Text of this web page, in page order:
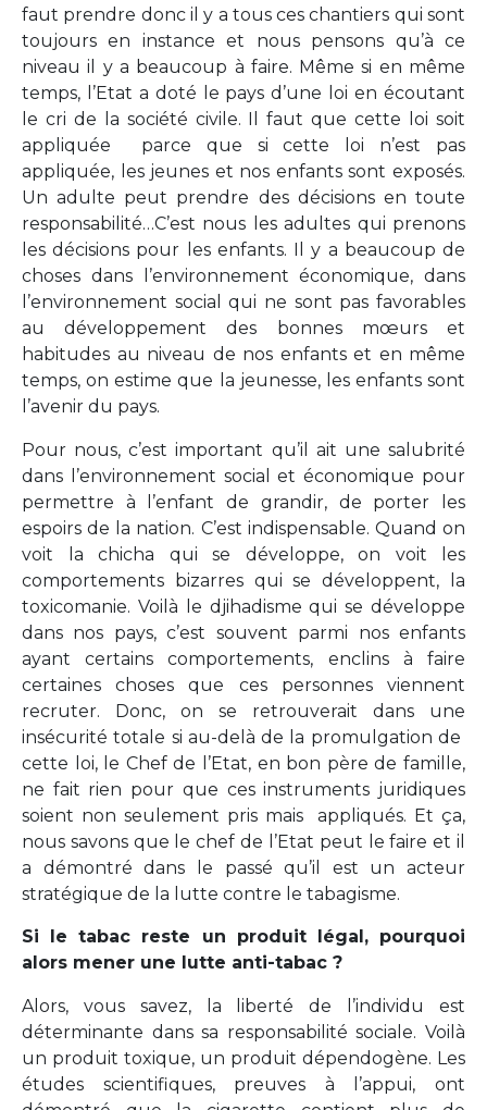
faut prendre donc il y a tous ces chantiers qui sont
toujours en instance et nous pensons qu’à ce
niveau il y a beaucoup à faire. Même si en même
temps, l’Etat a doté le pays d’une loi en écoutant
le cri de la société civile. Il faut que cette loi soit
appliquée parce que si cette loi n’est pas
appliquée, les jeunes et nos enfants sont exposés.
Un adulte peut prendre des décisions en toute
responsabilité…C’est nous les adultes qui prenons
les décisions pour les enfants. Il y a beaucoup de
choses dans l’environnement économique, dans
l’environnement social qui ne sont pas favorables
au développement des bonnes mœurs et
habitudes au niveau de nos enfants et en même
temps, on estime que la jeunesse, les enfants sont
l’avenir du pays.
Pour nous, c’est important qu’il ait une salubrité
dans l’environnement social et économique pour
permettre à l’enfant de grandir, de porter les
espoirs de la nation. C’est indispensable. Quand on
voit la chicha qui se développe, on voit les
comportements bizarres qui se développent, la
toxicomanie. Voilà le djihadisme qui se développe
dans nos pays, c’est souvent parmi nos enfants
ayant certains comportements, enclins à faire
certaines choses que ces personnes viennent
recruter. Donc, on se retrouverait dans une
insécurité totale si au-delà de la promulgation de
cette loi, le Chef de l’Etat, en bon père de famille,
ne fait rien pour que ces instruments juridiques
soient non seulement pris mais appliqués. Et ça,
nous savons que le chef de l’Etat peut le faire et il
a démontré dans le passé qu’il est un acteur
stratégique de la lutte contre le tabagisme.
Si le tabac reste un produit légal, pourquoi
alors mener une lutte anti-tabac ?
Alors, vous savez, la liberté de l’individu est
déterminante dans sa responsabilité sociale. Voilà
un produit toxique, un produit dépendogène. Les
études scientifiques, preuves à l’appui, ont